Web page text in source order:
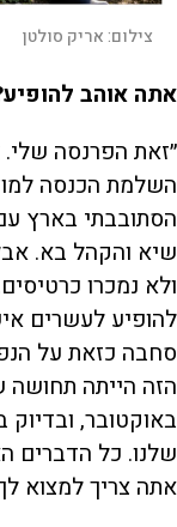
צילום:אריק סולטן
אתה אוהב
״זאת הפרנסה
השלמת הכנסה
הסתובבתי בארץ
שיא והקהל בא.
ולא נמכרו
להופיע לעשרים
סחבה כזאת על
באוקטובר, ובדיוק
שלנו. כל הדברים
אתה צריך למצוא